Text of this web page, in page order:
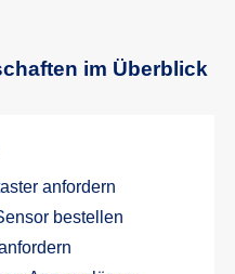
im Überblick
anfordern
bestellen